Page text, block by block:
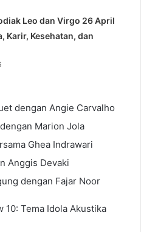
Leo dan Virgo 26 April
Karir, Kesehatan, dan
dengan Angie Carvalho
Marion Jola
Ghea Indrawari
Anggis Devaki
dengan Fajar Noor
10: Tema Idola Akustika